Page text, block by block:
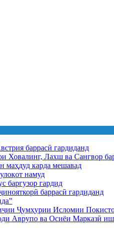
баррасӣ гардиданд
Ховалинг, Лахш ва Сангвор
маҳдуд карда мешавад
намуд
баргузор гардид
баррасӣ гардиданд
Ҷумҳурии Исломии
Аврупо ва Осиёи Марказӣ